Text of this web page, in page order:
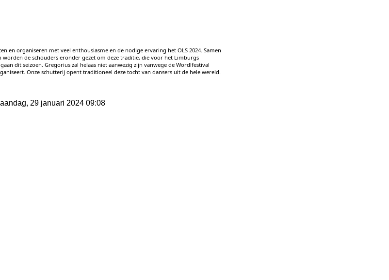
en organiseren met veel enthousiasme en de nodige ervaring het OLS 2024. Samen
worden de schouders eronder gezet om deze traditie, die voor het Limburgs
dit seizoen. Gregorius zal helaas niet aanwezig zijn vanwege de Wordlfestival
Onze schutterij opent traditioneel deze tocht van dansers uit de hele wereld.
29 januari 2024 09:08